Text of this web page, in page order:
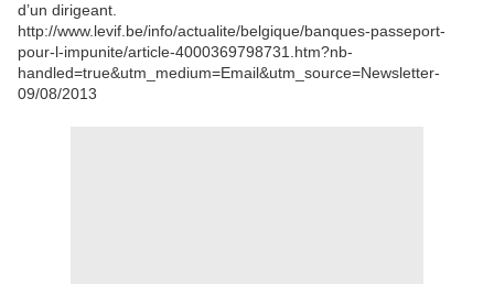
d’un dirigeant.
http://www.levif.be/info/actualite/belgique/banques-passeport-
pour-l-impunite/article-4000369798731.htm?nb-
handled=true&utm_medium=Email&utm_source=Newsletter-
09/08/2013